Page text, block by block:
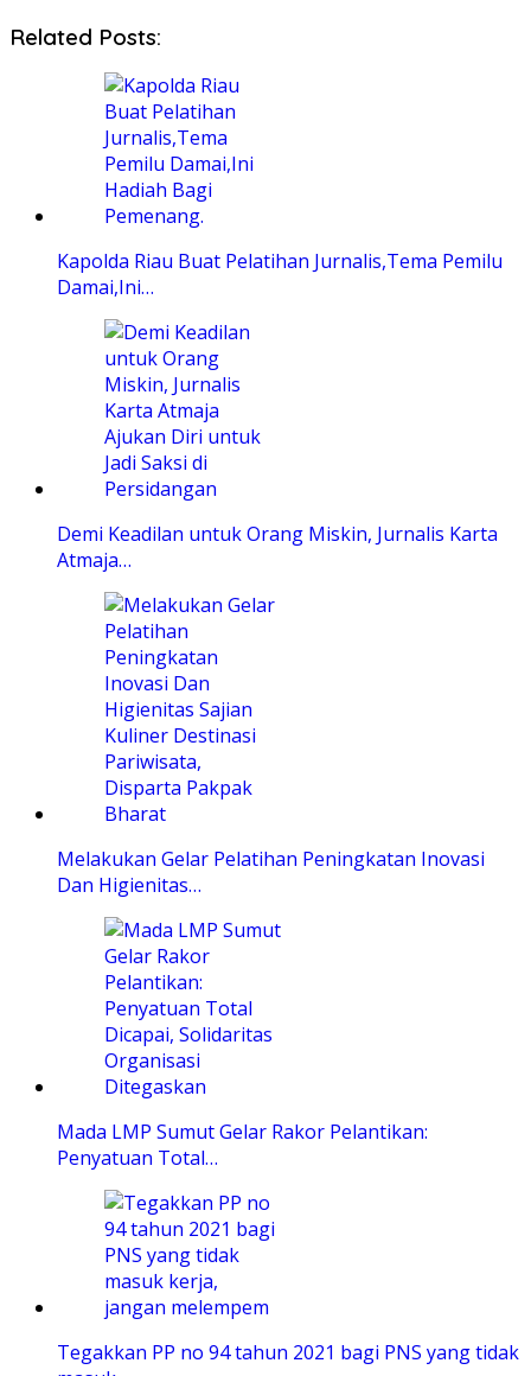
Related Posts:
Kapolda Riau Buat Pelatihan Jurnalis,Tema Pemilu
Damai,Ini…
Demi Keadilan untuk Orang Miskin, Jurnalis Karta
Atmaja…
Melakukan Gelar Pelatihan Peningkatan Inovasi
Dan Higienitas…
Mada LMP Sumut Gelar Rakor Pelantikan:
Penyatuan Total…
Tegakkan PP no 94 tahun 2021 bagi PNS yang tidak